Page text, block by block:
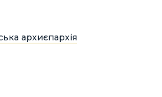
архиєпархія